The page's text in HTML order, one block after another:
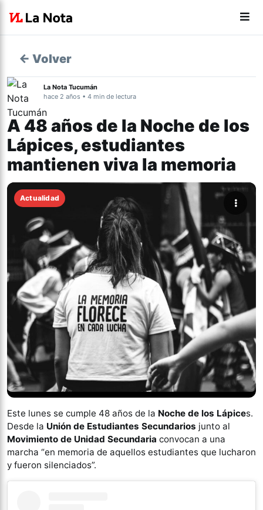
← Volver
La Nota Tucumán
hace 2 años • 4 min de lectura
A 48 años de la Noche de los
Lápices, estudiantes
mantienen viva la memoria
Actualidad
Este lunes se cumple 48 años de la Noche de los Lápices.
Desde la Unión de Estudiantes Secundarios junto al
Movimiento de Unidad Secundaria convocan a una
marcha “en memoria de aquellos estudiantes que lucharon
y fueron silenciados”.